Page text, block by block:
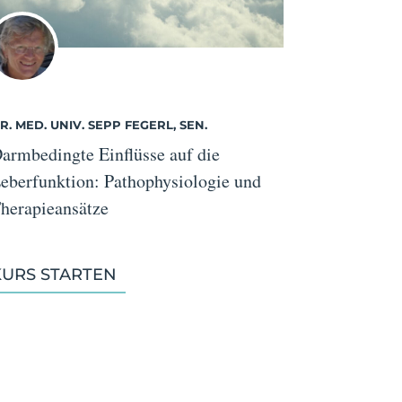
MED. UNIV. SEPP FEGERL, SEN.
Einflüsse auf die
Pathophysiologie und
STARTEN